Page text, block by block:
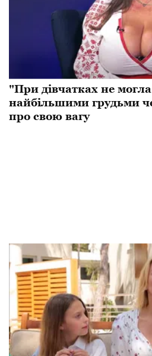
"При дівчатках не
найбільшими грудьми
про свою вагу